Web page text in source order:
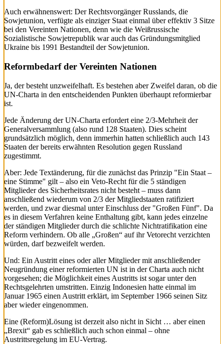
Auch erwähnenswert: Der Rechtsvorgänger Russlands, die
Sowjetunion, verfügte als einziger Staat einmal über effektiv 3 Sitze
bei den Vereinten Nationen, denn wie die Weißrussische
Sozialistische Sowjetrepublik war auch das Gründungsmitglied
Ukraine bis 1991 Bestandteil der Sowjetunion.
Reformbedarf der Vereinten Nationen
Ja, der besteht unzweifelhaft. Es bestehen aber Zweifel daran, ob die
UN-Charta in den entscheidenden Punkten überhaupt reformierbar
ist.
Jede Änderung der UN-Charta erfordert eine 2/3-Mehrheit der
Generalversammlung (also rund 128 Staaten). Dies scheint
grundsätzlich möglich, denn immerhin hatten schließlich auch 143
Staaten der bereits erwähnten Resolution gegen Russland
zugestimmt.
Aber: Jede Textänderung, für die zunächst das Prinzip "Ein Staat –
eine Stimme" gilt – also ein Veto-Recht für die 5 ständigen
Mitglieder des Sicherheitsrates nicht besteht – muss dann
anschließend wiederum von 2/3 der Mitgliedstaaten ratifiziert
werden, und zwar diesmal unter Einschluss der "Großen Fünf". Da
es in diesem Verfahren keine Enthaltung gibt, kann jedes einzelne
der ständigen Mitglieder durch die schlichte Nichtratifikation eine
Reform verhindern. Ob alle „Großen“ auf ihr Vetorecht verzichten
würden, darf bezweifelt werden.
Und: Ein Austritt eines oder aller Mitglieder mit anschließender
Neugründung einer reformierten UN ist in der Charta auch nicht
vorgesehen; die Möglichkeit eines Austritts ist sogar unter den
Rechtsgelehrten umstritten. Einzig Indonesien hatte einmal im
Januar 1965 einen Austritt erklärt, im September 1966 seinen Sitz
aber wieder eingenommen.
Eine (Reform)Lösung ist derzeit also nicht in Sicht … aber einen
„Brexit“ gab es schließlich auch schon einmal – ohne
Austrittsregelung im EU-Vertrag.